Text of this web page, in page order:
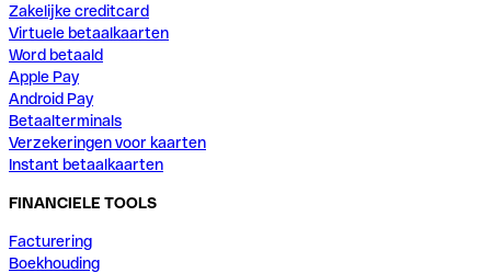
Zakelijke creditcard
Virtuele betaalkaarten
Word betaald
Apple Pay
Android Pay
Betaalterminals
Verzekeringen voor kaarten
Instant betaalkaarten
FINANCIELE TOOLS
Facturering
Boekhouding